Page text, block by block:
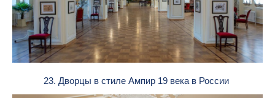
23. Дворцы в стиле Ампир 19 века в России